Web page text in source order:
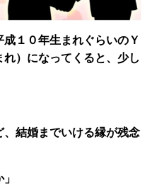
１０年生まれぐらいのＹ
）になってくると、少し
、結婚までいける縁が残念